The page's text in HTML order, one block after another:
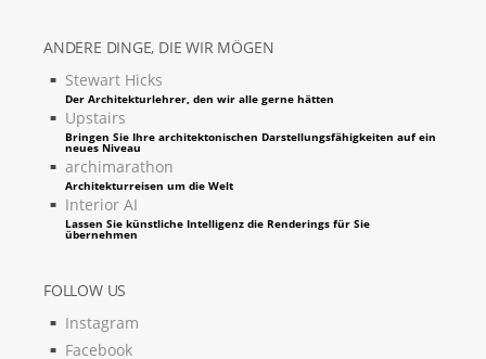
ANDERE DINGE, DIE WIR MÖGEN
Stewart Hicks
Der Architekturlehrer, den wir alle gerne hätten
Upstairs
Bringen Sie Ihre architektonischen Darstellungsfähigkeiten auf ein
neues Niveau
archimarathon
Architekturreisen um die Welt
Interior AI
Lassen Sie künstliche Intelligenz die Renderings für Sie
übernehmen
FOLLOW US
Instagram
Facebook